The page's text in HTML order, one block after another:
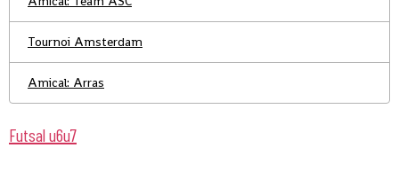
Tournoi Amsterdam
Amical: Arras
Futsal u6u7